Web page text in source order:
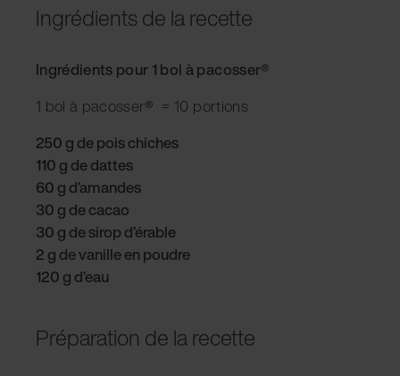
Ingrédients de la recette
Ingrédients pour 1 bol à pacosser®
1 bol à pacosser® = 10 portions
250 g de pois chiches
110 g de dattes
60 g d’amandes
30 g de cacao
30 g de sirop d’érable
2 g de vanille en poudre
120 g d’eau
Préparation de la recette